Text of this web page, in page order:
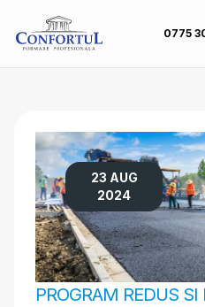
0775
23 AUG
2024
PROGRAM REDUS SI